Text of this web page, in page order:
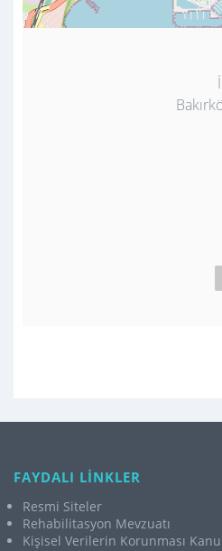
FAYDALI LİNKLER
Resmi Siteler
Rehabilitasyon Mevzuatı
Kişisel Verilerin Korunması